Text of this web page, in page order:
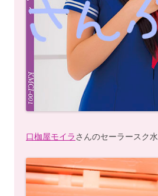
口枷屋モイラ さんのセーラースク水